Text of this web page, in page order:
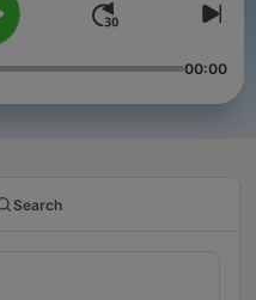
00:00
Search